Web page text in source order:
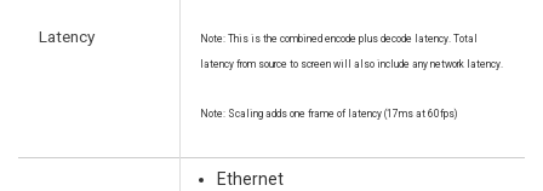
Latency Note: This is the combined encode plus decode latency. Total
latency from source to screen will also include any network latency.
Note: Scaling adds one frame of latency (17ms at 60fps)
Ethernet